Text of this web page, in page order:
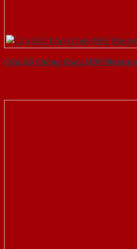
Cửa Gỗ Chống Cháy MDF